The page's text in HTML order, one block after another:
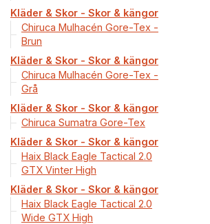
Kläder & Skor - Skor & kängor
Chiruca Mulhacén Gore-Tex -
Brun
Kläder & Skor - Skor & kängor
Chiruca Mulhacén Gore-Tex -
Grå
Kläder & Skor - Skor & kängor
Chiruca Sumatra Gore-Tex
Kläder & Skor - Skor & kängor
Haix Black Eagle Tactical 2.0
GTX Vinter High
Kläder & Skor - Skor & kängor
Haix Black Eagle Tactical 2.0
Wide GTX High